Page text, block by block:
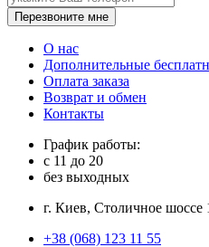
Перезвоните мне
О нас
Дополнительные
Оплата заказа
Возврат и обмен
Контакты
График работы:
с 11 до 20
без выходных
г. Киев, Столичное
+38 (068) 123 11 55